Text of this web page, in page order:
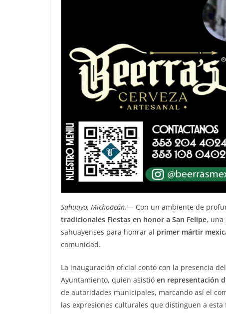
Sahuayo, Michoacán.— Con un ambiente de
tradicionales Fiestas en honor a San Felipe, una
sahuayenses para honrar al primer mártir
comunidad.
La inauguración oficial contó con la presencia del
Ayuntamiento, quien asistió en representación
de autoridades municipales, marcando así el
las expresiones culturales que distinguen a esta